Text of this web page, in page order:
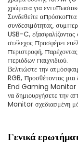
χρώματα για
Συνδεθείτε
συνδεσιμότητας,
USB-C,
στέλεχος προσφέρει
περιστροφή,
περιόδων παιχνιδιού.
Βελτιώστε την
RGB, προσθέτοντας μια
End Gaming Monitor
να δημιουργήσετε την
Monitor σχεδιασμένη
Γενικά